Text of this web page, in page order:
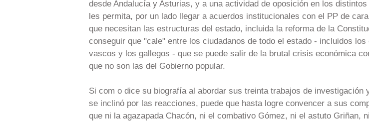
desde Andalucía y Asturias, y a una actividad de oposición en los
les permita, por un lado llegar a acuerdos institucionales con el PP de
que necesitan las estructuras del estado, incluida la reforma de la
conseguir que "cale" entre los ciudadanos de todo el estado - incluidos los
vascos y los gallegos - que se puede salir de la brutal crisis económica
que no son las del Gobierno popular.
Si com o dice su biografía al abordar sus treinta trabajos de investigación
se inclinó por las reacciones, puede que hasta logre convencer a sus
que ni la agazapada Chacón, ni el combativo Gómez, ni el astuto Griñan,